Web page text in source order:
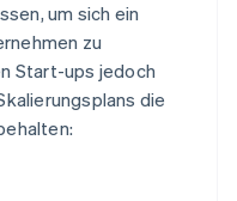
um sich ein
zu
Start-ups jedoch
die